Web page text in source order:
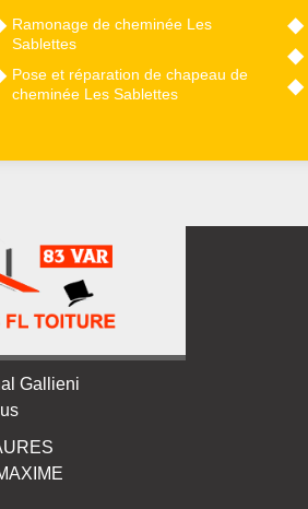
Ramonage de cheminée Les
Sablettes
Pose et réparation de chapeau de
cheminée Les Sablettes
Gallieni